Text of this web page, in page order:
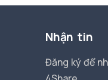
Nhận tin
Đăng ký để